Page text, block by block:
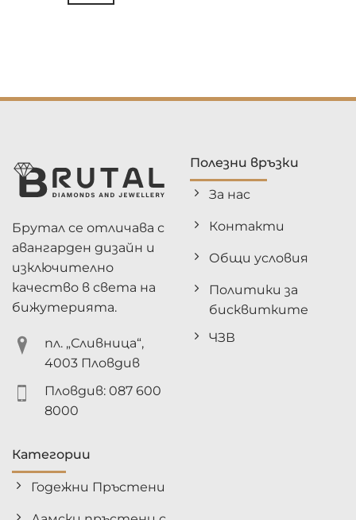
Брутал се отличава с
авангарден дизайн и
изключително
качество в света на
бижутерията.
пл. „Сливница“,
4003 Пловдив
Пловдив: 087 600
8000
Полезни връзки
За нас
Контакти
Общи условия
Политики за
бисквитките
ЧЗВ
Категории
Годежни Пръстени